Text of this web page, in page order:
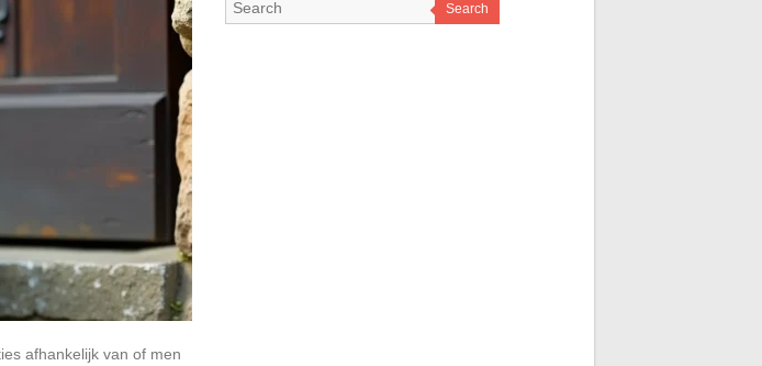
afhankelijk van of men
Search